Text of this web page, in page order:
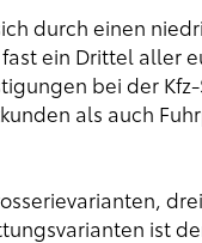
durch einen
ein Drittel aller
bei der
als auch
ist